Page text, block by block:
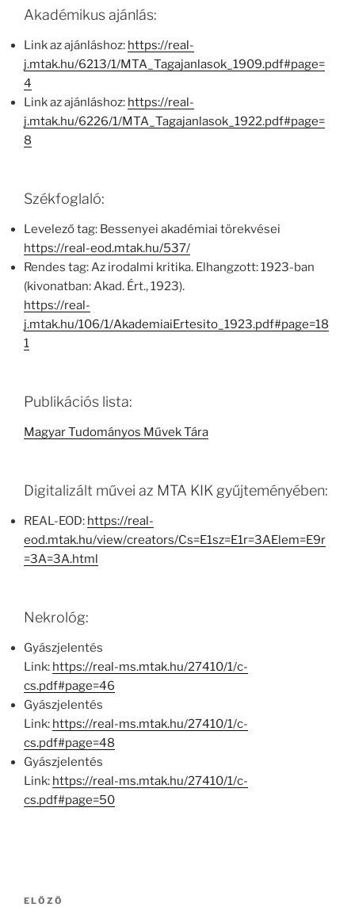
Akadémikus ajánlás:
Link az ajánláshoz: https://real-
j.mtak.hu/6213/1/MTA_Tagajanlasok_1909.pdf#page=
4
Link az ajánláshoz: https://real-
j.mtak.hu/6226/1/MTA_Tagajanlasok_1922.pdf#page=
8
Székfoglaló:
Levelező tag: Bessenyei akadémiai törekvései
https://real-eod.mtak.hu/537/
Rendes tag: Az irodalmi kritika. Elhangzott: 1923-ban
(kivonatban: Akad. Ért., 1923).
https://real-
j.mtak.hu/106/1/AkademiaiErtesito_1923.pdf#page=18
1
Publikációs lista:
Magyar Tudományos Művek Tára
Digitalizált művei az MTA KIK gyűjteményében:
REAL-EOD: https://real-
eod.mtak.hu/view/creators/Cs=E1sz=E1r=3AElem=E9r
=3A=3A.html
Nekrológ:
Gyászjelentés
Link: https://real-ms.mtak.hu/27410/1/c-
cs.pdf#page=46
Gyászjelentés
Link: https://real-ms.mtak.hu/27410/1/c-
cs.pdf#page=48
Gyászjelentés
Link: https://real-ms.mtak.hu/27410/1/c-
cs.pdf#page=50
Bejegyzés
Korábbi
ELŐZŐ